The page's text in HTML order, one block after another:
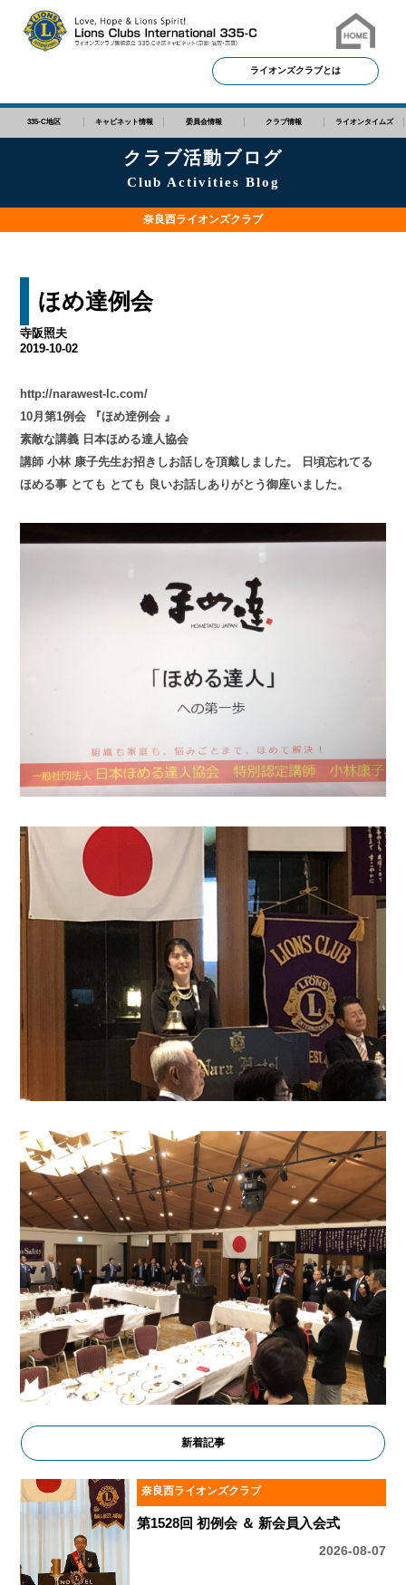
ライオンズクラブとは
335-C地区 キャビネット情報 委員会情報 クラブ情報 ライオンタイムズ
クラブ活動ブログ
Club Activities Blog
奈良西ライオンズクラブ
ほめ達例会
寺阪照夫
2019-10-02
http://narawest-lc.com/
10月第1例会 『ほめ逹例会 』
素敵な講義 日本ほめる達人協会
講師 小林 康子先生お招きしお話しを頂戴しました。 日頃忘れてる
ほめる事 とても とても 良いお話しありがとう御座いました。
新着記事
奈良西ライオンズクラブ
第1528回 初例会 ＆ 新会員入会式
2026-08-07